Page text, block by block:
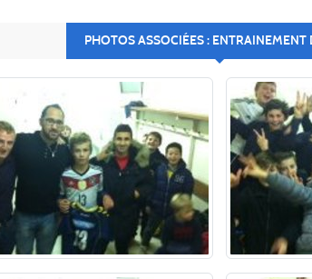
PHOTOS ASSOCIÉES : ENTRAINEMENT